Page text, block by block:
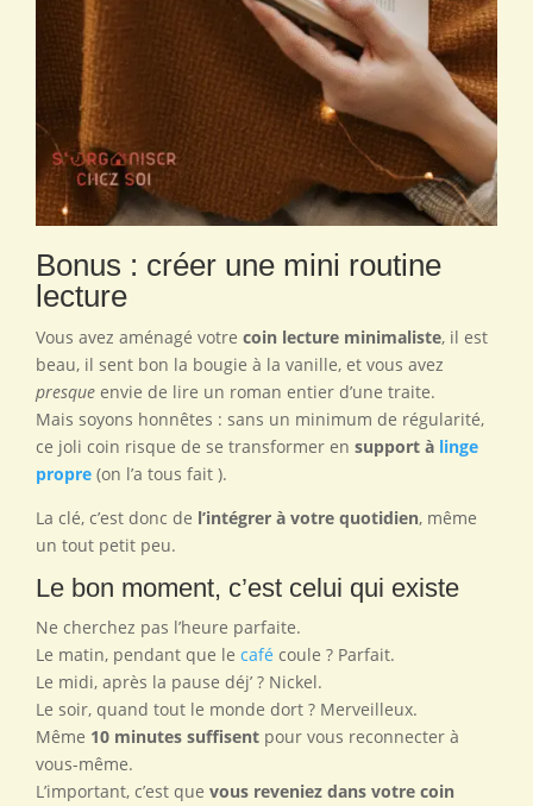
Bonus : créer une mini routine
lecture
Vous avez aménagé votre coin lecture minimaliste, il est
beau, il sent bon la bougie à la vanille, et vous avez
presque envie de lire un roman entier d’une traite.
Mais soyons honnêtes : sans un minimum de régularité,
ce joli coin risque de se transformer en support à linge
propre (on l’a tous fait ).
La clé, c’est donc de l’intégrer à votre quotidien, même
un tout petit peu.
Le bon moment, c’est celui qui existe
Ne cherchez pas l’heure parfaite.
Le matin, pendant que le café coule ? Parfait.
Le midi, après la pause déj’ ? Nickel.
Le soir, quand tout le monde dort ? Merveilleux.
Même 10 minutes suffisent pour vous reconnecter à
vous-même.
L’important, c’est que vous reveniez dans votre coin